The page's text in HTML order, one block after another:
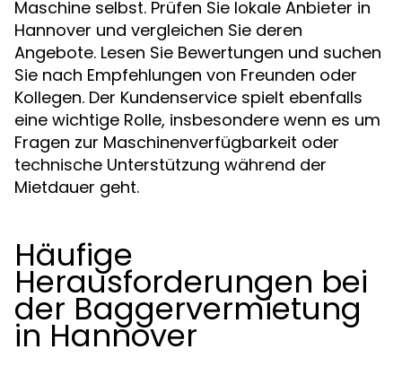
Maschine selbst. Prüfen Sie lokale Anbieter in
Hannover und vergleichen Sie deren
Angebote. Lesen Sie Bewertungen und suchen
Sie nach Empfehlungen von Freunden oder
Kollegen. Der Kundenservice spielt ebenfalls
eine wichtige Rolle, insbesondere wenn es um
Fragen zur Maschinenverfügbarkeit oder
technische Unterstützung während der
Mietdauer geht.
Häufige
Herausforderungen bei
der Baggervermietung
in Hannover